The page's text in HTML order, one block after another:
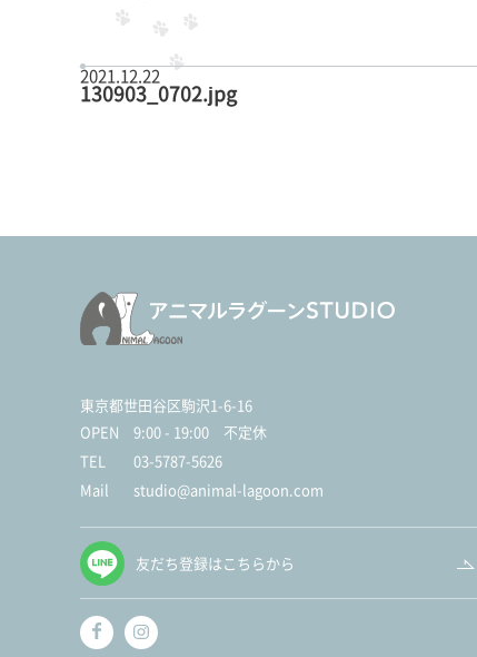
2021.12.22
130903_0702.jpg
東京都世田谷区駒沢1-6-16
OPEN
9:00 - 19:00 不定休
TEL
03-5787-5626
Mail
studio@animal-lagoon.com
友だち登録はこちらから